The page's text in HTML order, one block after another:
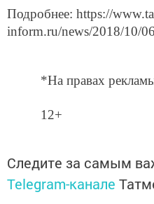
Подробнее: https://
inform.ru/news/2018/10/
*На правах
12+
Следите за самым
Telegram-канале